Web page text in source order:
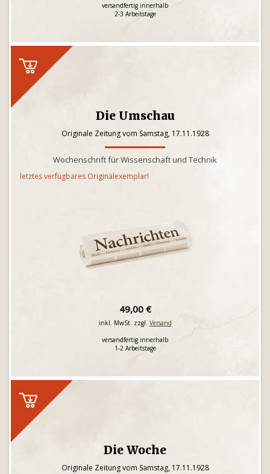
versandfertig innerhalb
2-3 Arbeitstage
Die Umschau
Originale Zeitung vom Samstag, 17.11.1928
Wochenschrift für Wissenschaft und Technik
letztes verfügbares Originalexemplar!
49,00 €
inkl. MwSt. zzgl. Versand
versandfertig innerhalb
1-2 Arbeitstage
Die Woche
Originale Zeitung vom Samstag, 17.11.1928